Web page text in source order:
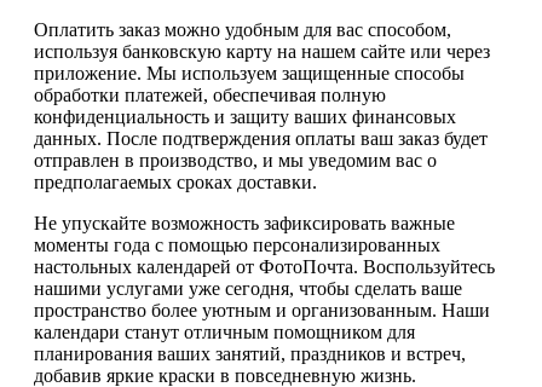
Оплатить заказ можно удобным для вас способом,
используя банковскую карту на нашем сайте или через
приложение. Мы используем защищенные способы
обработки платежей, обеспечивая полную
конфиденциальность и защиту ваших финансовых
данных. После подтверждения оплаты ваш заказ будет
отправлен в производство, и мы уведомим вас о
предполагаемых сроках доставки.
Не упускайте возможность зафиксировать важные
моменты года с помощью персонализированных
настольных календарей от ФотоПочта. Воспользуйтесь
нашими услугами уже сегодня, чтобы сделать ваше
пространство более уютным и организованным. Наши
календари станут отличным помощником для
планирования ваших занятий, праздников и встреч,
добавив яркие краски в повседневную жизнь.